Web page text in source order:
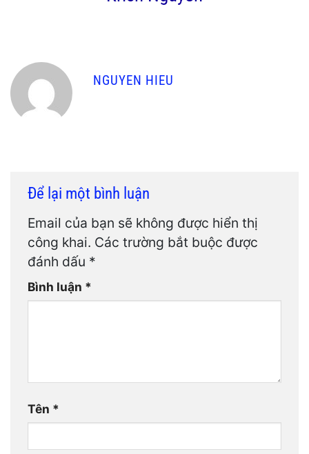
NGUYEN HIEU
Để lại một bình luận
Email của bạn sẽ không được hiển thị
công khai. Các trường bắt buộc được
đánh dấu *
Bình luận *
Tên *